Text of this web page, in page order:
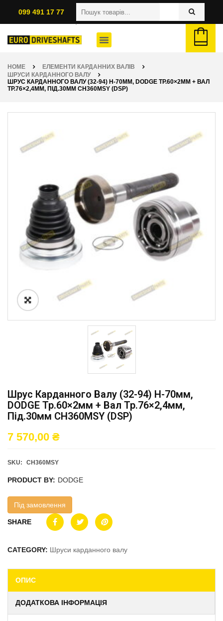
099 491 17 77
HOME
ЕЛЕМЕНТИ КАРДАННИХ ВАЛІВ
ШРУСИ КАРДАННОГО ВАЛУ
ШРУС КАРДАННОГО ВАЛУ (32-94) H-70ММ, DODGE ТР.60×2ММ + ВАЛ
ТР.76×2,4ММ, ПІД.30ММ CH360MSY (DSP)
Шрус Карданного Валу (32-94) H-70мм,
DODGE Тр.60×2мм + Вал Тр.76×2,4мм,
Під.30мм CH360MSY (DSP)
7 570,00 ₴
SKU: CH360MSY
PRODUCT BY: DODGE
Під замовлення
SHARE
CATEGORY: Шруси карданного валу
ОПИС
ДОДАТКОВА ІНФОРМАЦІЯ